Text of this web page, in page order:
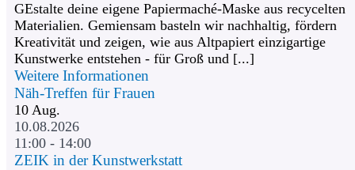
GEstalte deine eigene Papiermaché-Maske aus recycelten
Materialien. Gemiensam basteln wir nachhaltig, fördern
Kreativität und zeigen, wie aus Altpapiert einzigartige
Kunstwerke entstehen - für Groß und [...]
Weitere Informationen
Näh-Treffen für Frauen
10 Aug.
10.08.2026
11:00 - 14:00
ZEIK in der Kunstwerkstatt